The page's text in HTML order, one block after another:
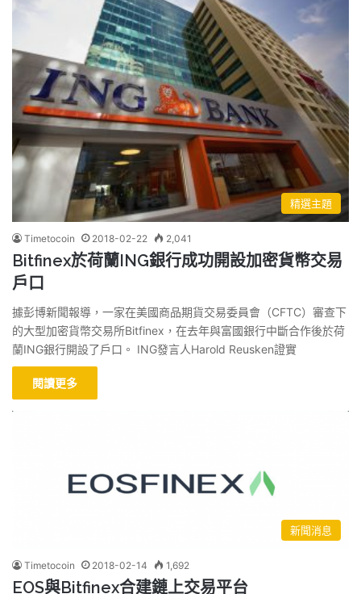
精選主題
Timetocoin 2018-02-22 2,041
Bitfinex於荷蘭ING銀行成功開設加密貨幣交易
戶口
據彭博新聞報導，一家在美國商品期貨交易委員會（CFTC）審查下
的大型加密貨幣交易所Bitfinex，在去年與富國銀行中斷合作後於荷
蘭ING銀行開設了戶口。 ING發言人Harold Reusken證實
閱讀更多
新聞消息
Timetocoin 2018-02-14 1,692
EOS與Bitfinex合建鏈上交易平台